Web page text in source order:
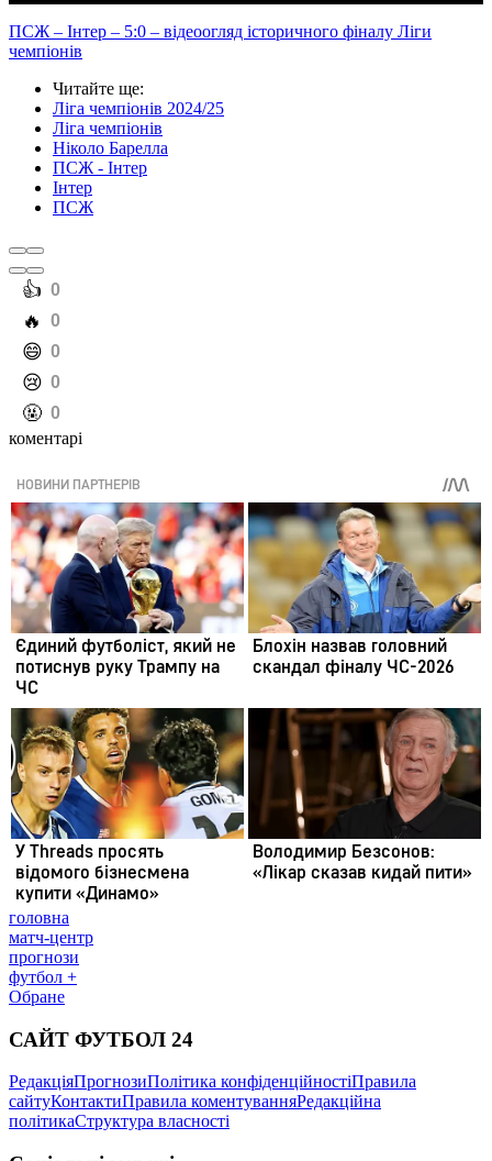
ПСЖ – Інтер – 5:0 – відеоогляд історичного фіналу Ліги
чемпіонів
Читайте ще:
Ліга чемпіонів 2024/25
Ліга чемпіонів
Ніколо Барелла
ПСЖ - Інтер
Інтер
ПСЖ
️👍 0
️🔥 0
️😄 0
️😢 0
️🤬 0
коментарі
головна
матч-центр
прогнози
футбол +
Обране
САЙТ ФУТБОЛ 24
РедакціяПрогнозиПолітика конфіденційностіПравила
сайтуКонтактиПравила коментуванняРедакційна
політикаСтруктура власності